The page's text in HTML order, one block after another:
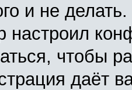
и не делать.
настроил
чтобы
даёт